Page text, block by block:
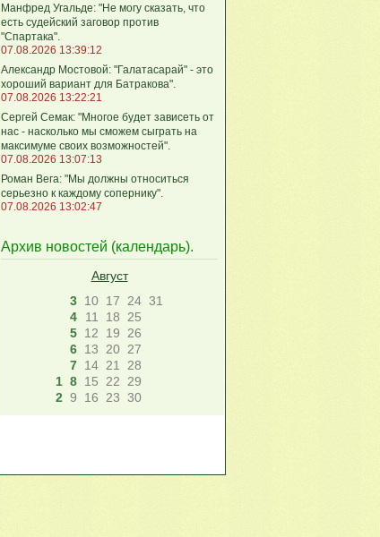
Манфред Угальде: "Не могу сказать, что
есть судейский заговор против
"Спартака".
07.08.2026 13:39:12
Александр Мостовой: "Галатасарай" - это
хороший вариант для Батракова".
07.08.2026 13:22:21
Сергей Семак: "Многое будет зависеть от
нас - насколько мы сможем сыграть на
максимуме своих возможностей".
07.08.2026 13:07:13
Роман Вега: "Мы должны относиться
серьезно к каждому сопернику".
07.08.2026 13:02:47
Архив новостей (календарь).
Август
3 10 17 24 31
4
11 18
25
5 12 19
26
6 13 20 27
7 14 21
28
1 8 15 22
29
2 9 16 23 30